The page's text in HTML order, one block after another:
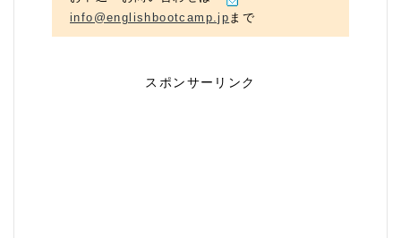
info@englishbootcamp.jp まで
スポンサーリンク